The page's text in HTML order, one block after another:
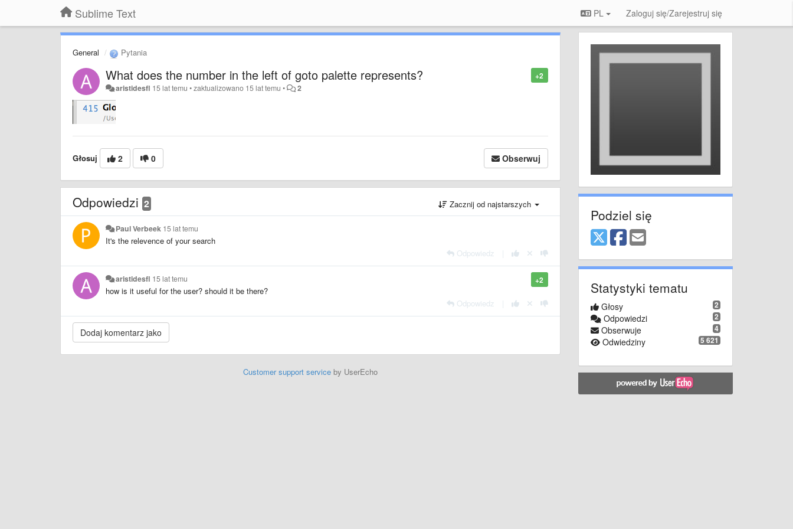
Sublime Text PL Zaloguj się/Zarejestruj się
General Pytania
+2
What does the number in the left of goto palette represents?
aristidesfl 15 lat temu •zaktualizowano 15 lat temu • 2
Głosuj 2 0 Obserwuj
Odpowiedzi 2 Zacznij od najstarszych
Paul Verbeek 15 lat temu
It's the relevence of your search
Odpowiedz
+2
aristidesfl 15 lat temu
how is it useful for the user? should it be there?
Odpowiedz
Customer support serviceby UserEcho
Podziel się
Statystyki tematu
2
Głosy
2
Odpowiedzi
4
Obserwuje
5 621
Odwiedziny